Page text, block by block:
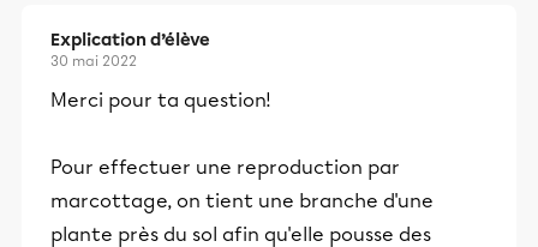
Explication d’élève
30 mai 2022
Merci pour ta question!
Pour effectuer une reproduction par
marcottage, on tient une branche d'une
plante près du sol afin qu'elle pousse des